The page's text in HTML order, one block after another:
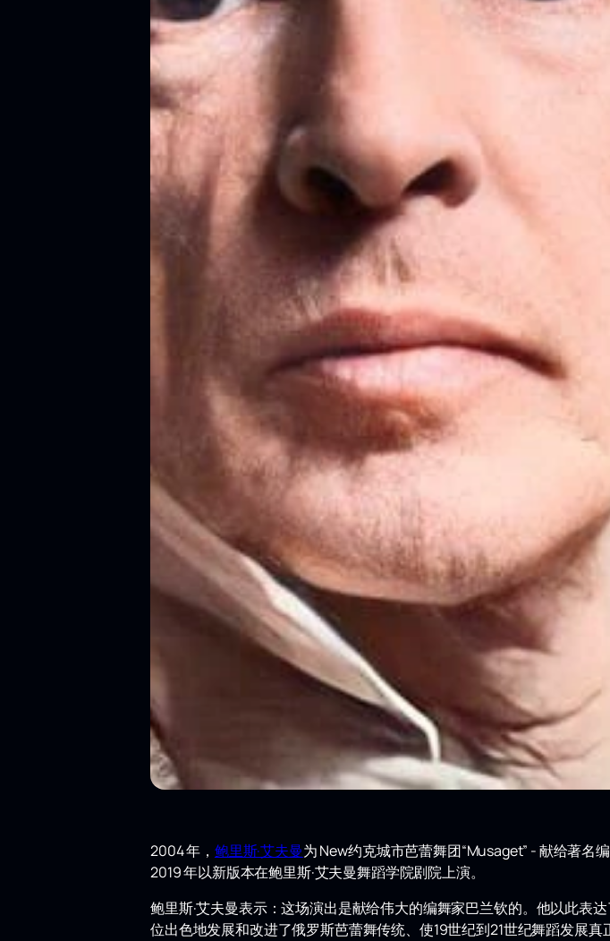
2004 年， 鲍里斯·艾夫曼为 New约克城市芭蕾舞团“Musaget” - 献给著
2019 年以新版本在鲍里斯·艾夫曼舞蹈学院剧院上演。
鲍里斯·艾夫曼表示：这场演出是献给伟大的编舞家巴兰钦的。他以此表
位出色地发展和改进了俄罗斯芭蕾舞传统、使19世纪到21世纪舞蹈发展真